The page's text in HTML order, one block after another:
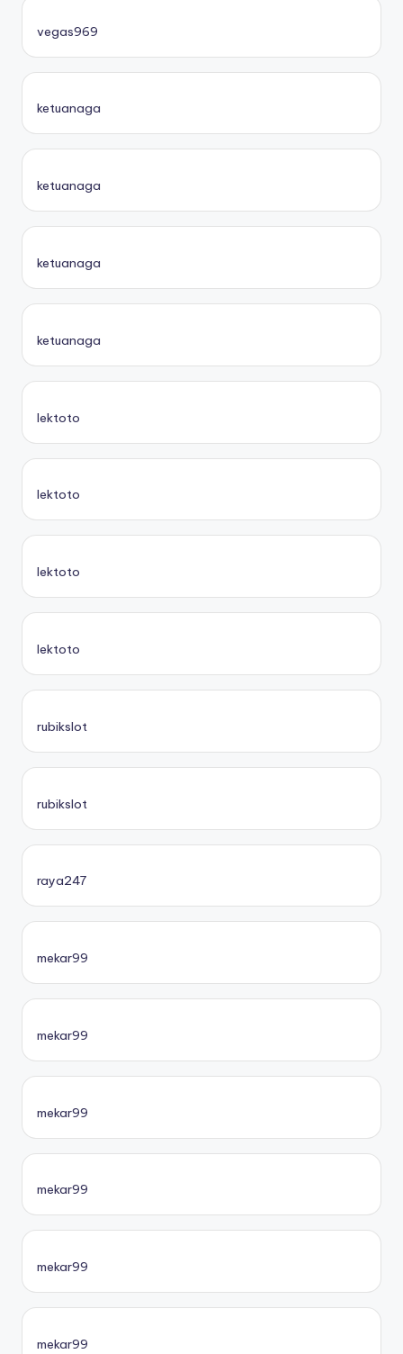
vegas969
ketuanaga
ketuanaga
ketuanaga
ketuanaga
lektoto
lektoto
lektoto
lektoto
rubikslot
rubikslot
raya247
mekar99
mekar99
mekar99
mekar99
mekar99
mekar99